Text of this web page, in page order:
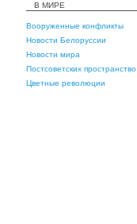
В МИРЕ
Вооруженные конфликты
Новости Белоруссии
Новости мира
Постсоветских пространство
Цветные революции